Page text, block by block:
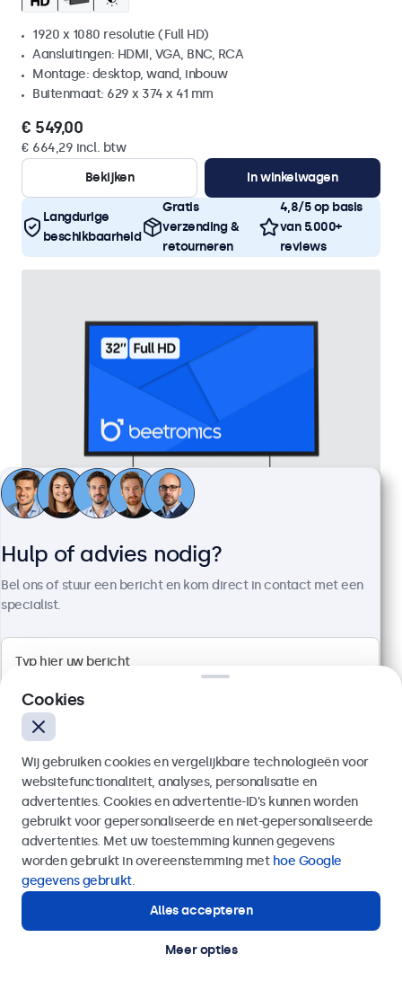
1920 x 1080 resolutie (Full HD)
Aansluitingen: HDMI, VGA, BNC, RCA
Montage: desktop, wand, inbouw
Buitenmaat: 629 x 374 x 41 mm
€ 549,00
€ 664,29 incl. btw
Bekijken
In winkelwagen
Langdurige
beschikbaarheid
Gratis
verzending &
retourneren
4,8/5 op basis
van 5.000+
reviews
32 Inch Monitor Metaal
100+ stuks beschikbaar
1920 x 1080 resolutie (Full HD)
Aansluitingen: HDMI, VGA, BNC, RCA
Montage: desktop, wand, inbouw
Buitenmaat: 726 x 420 x 42 mm
€ 599,00
€ 724,79 incl. btw
Bekijken
In winkelwagen
Hulp of advies nodig?
Bel ons of stuur een bericht en kom direct in contact met een
specialist.
Verzenden
Of bel ons op
Hulp of advies nodig?
Direct contact met een specialist.
Cookies
Wij gebruiken cookies en vergelijkbare technologieën voor
websitefunctionaliteit, analyses, personalisatie en
advertenties. Cookies en advertentie-ID’s kunnen worden
gebruikt voor gepersonaliseerde en niet-gepersonaliseerde
advertenties. Met uw toestemming kunnen gegevens
worden gebruikt in overeenstemming met hoe Google
gegevens gebruikt.
Alles accepteren
Meer opties